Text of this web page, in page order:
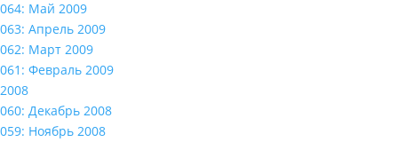
064: Май 2009
063: Апрель 2009
062: Март 2009
061: Февраль 2009
2008
060: Декабрь 2008
059: Ноябрь 2008